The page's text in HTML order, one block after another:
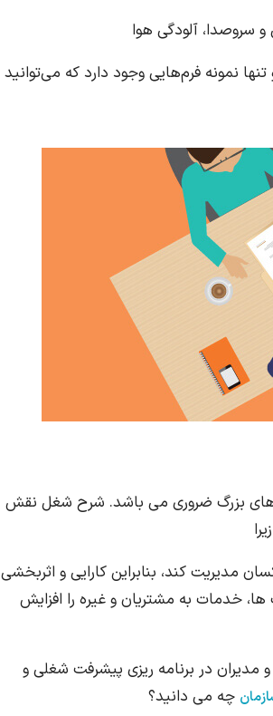
سروصدا، آلودگی هوا
نمونه فرم‌هایی وجود دارد که می‌توانید
های بزرگ ضروری می باشد. شرح شغل نقش
مدیریت کند، بنابراین کارایی و اثربخشی
خدمات به مشتریان و غیره را افزایش
و مدیران در برنامه ریزی پیشرفت شغلی و
چه می دانید؟